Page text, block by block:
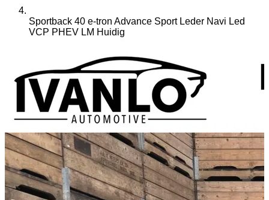
Sportback 40 e-tron Advance Sport Leder Navi Led
VCP PHEV LM Huidig